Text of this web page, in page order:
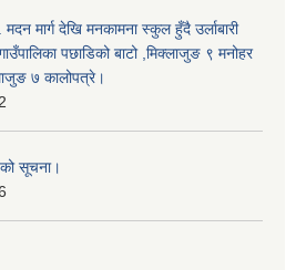
मार्ग देखि मनकामना स्कुल हुँदै उर्लाबारी
पछाडिको बाटो ,मिक्लाजुङ ९ मनोहर
७ कालोपत्रे।
सूचना।